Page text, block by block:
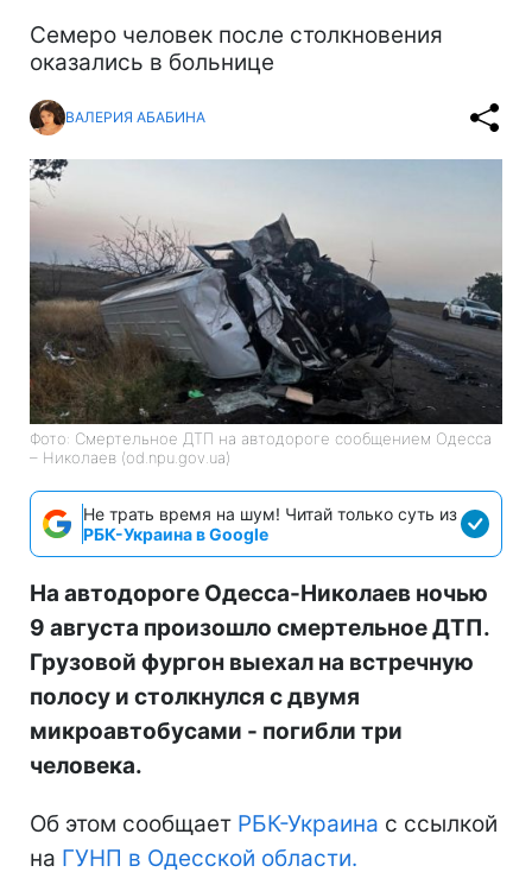
Cемеро человек после столкновения
оказались в больнице
ВАЛЕРИЯ АБАБИНА
Фото: Смертельное ДТП на автодороге сообщением Одесса
– Николаев (od.npu.gov.ua)
Не трать время на шум! Читай только суть из
РБК-Украина в Google
На автодороге Одесса-Николаев ночью
9 августа произошло смертельное ДТП.
Грузовой фургон выехал на встречную
полосу и столкнулся с двумя
микроавтобусами - погибли три
человека.
Об этом сообщает РБК-Украина с ссылкой
на ГУНП в Одесской области.